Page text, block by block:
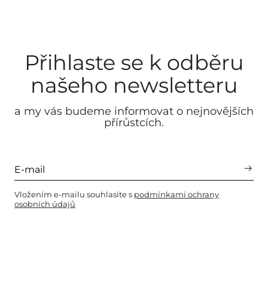
Přihlaste se k odběru
našeho newsletteru
a my vás budeme informovat o nejnovějších
přírůstcích.
Vložením e-mailu souhlasíte s podmínkami ochrany
osobních údajů